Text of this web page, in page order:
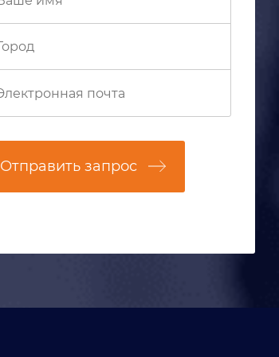
Отправить запрос